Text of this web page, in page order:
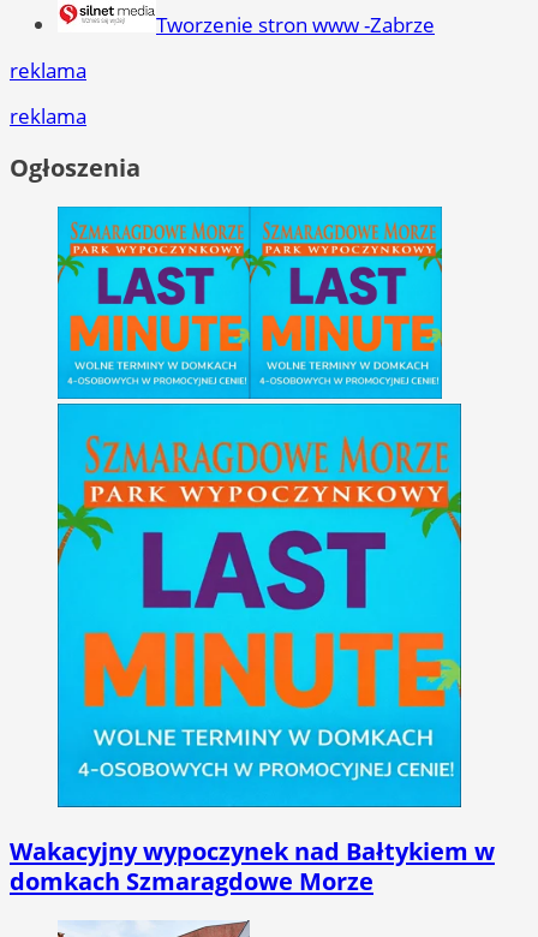
Tworzenie stron www -Zabrze
reklama
reklama
Ogłoszenia
Wakacyjny wypoczynek nad Bałtykiem w
domkach Szmaragdowe Morze